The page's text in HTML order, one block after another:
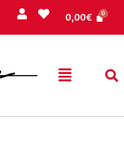
0,00€